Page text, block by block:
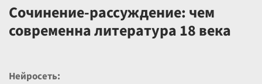
Цены
Сочинение-рассуждение: чем
современна литература 18 века
Нейросеть: